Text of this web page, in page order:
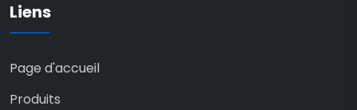
Liens
Page d'accueil
Produits